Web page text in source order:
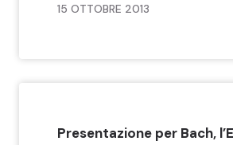
15 OTTOBRE 2013
Presentazione per Bach,